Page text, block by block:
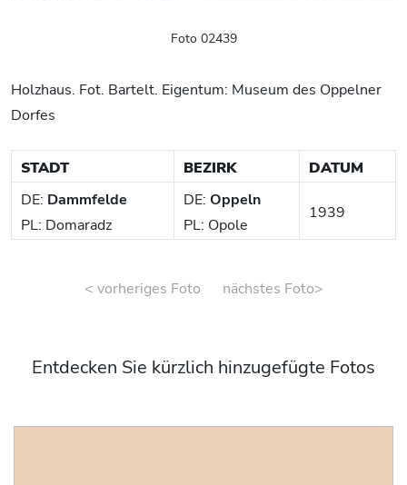
Foto 02439
Holzhaus. Fot. Bartelt. Eigentum: Museum des Oppelner
Dorfes
STADT BEZIRK
DATUM
DE: Dammfelde
PL: Domaradz
DE: Oppeln
PL: Opole
1939
< vorheriges Foto nächstes Foto>
Entdecken Sie kürzlich hinzugefügte Fotos